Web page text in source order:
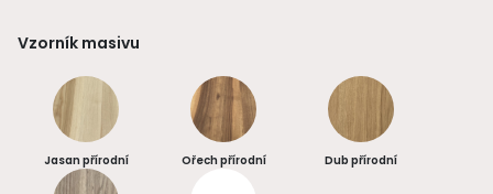
Vzorník masivu
Jasan přírodní Ořech přírodní Dub přírodní